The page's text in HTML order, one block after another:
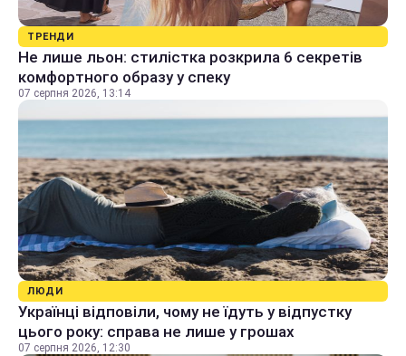
ТРЕНДИ
Не лише льон: стилістка розкрила 6 секретів
комфортного образу у спеку
07 серпня 2026, 13:14
ЛЮДИ
Українці відповіли, чому не їдуть у відпустку
цього року: справа не лише у грошах
07 серпня 2026, 12:30